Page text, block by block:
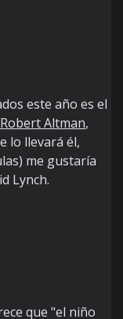
este año es el
Robert Altman,
lo llevará él,
me gustaría
Lynch.
que "el niño